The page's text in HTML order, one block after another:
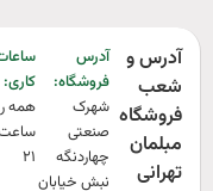
آدرس و
شعب
فروشگاه
مبلمان
تهرانی
آدرس
فروشگاه:‌
شهرک
صنعتی
چهاردنگه
نبش خیابان
ساعات
کاری:‌
همه روزه از
ساعت ۹ -
۲۱